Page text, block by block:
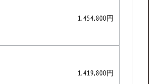
1,454,800円
1,419,800円